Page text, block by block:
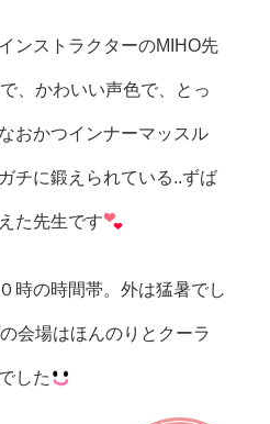
ンストラクターのMIHO先
、かわいい声色で、とっ
おかつインナーマッスル
チに鍛えられている..ずば
た先生です
時の時間帯。外は猛暑でし
会場はほんのりとクーラ
した